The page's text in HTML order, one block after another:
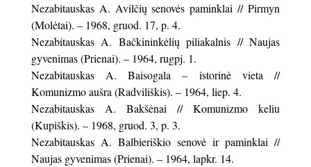
Nezabitauskas A. Avilčių senovės paminklai // Pirmyn
(Molėtai). – 1968, gruod. 17, p. 4.
Nezabitauskas A. Bačkininkėlių piliakalnis // Naujas
gyvenimas (Prienai). – 1964, rugpj. 1.
Nezabitauskas A. Baisogala – istorinė vieta //
Komunizmo aušra (Radviliškis). – 1964, liep. 4.
Nezabitauskas A. Bakšėnai // Komunizmo keliu
(Kupiškis). – 1968, gruod. 3, p. 3.
Nezabitauskas A. Balbieriškio senovė ir paminklai //
Naujas gyvenimas (Prienai). – 1964, lapkr. 14.